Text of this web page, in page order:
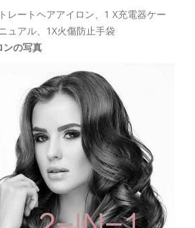
レートヘアアイロン、1 X充電器ケー
ュアル、1X火傷防止手袋
ンの写真